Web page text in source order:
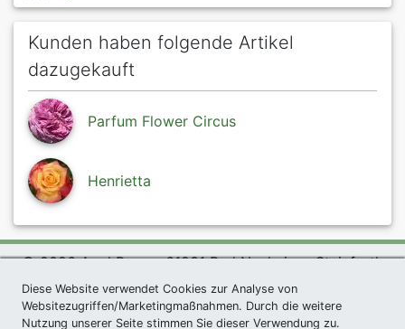
Kunden haben folgende Artikel
dazugekauft
Parfum Flower Circus
Henrietta
© 2026 Agel Rosen, 61231 Bad Nauheim - Steinfurth
exklusives Präsent *|Agel Rosen Wiki
Datenschutzerklärung|Impressum|Links|Sitemap
Diese Website verwendet Cookies zur Analyse von
Websitezugriffen/Marketingmaßnahmen. Durch die weitere
Nutzung unserer Seite stimmen Sie dieser Verwendung zu.